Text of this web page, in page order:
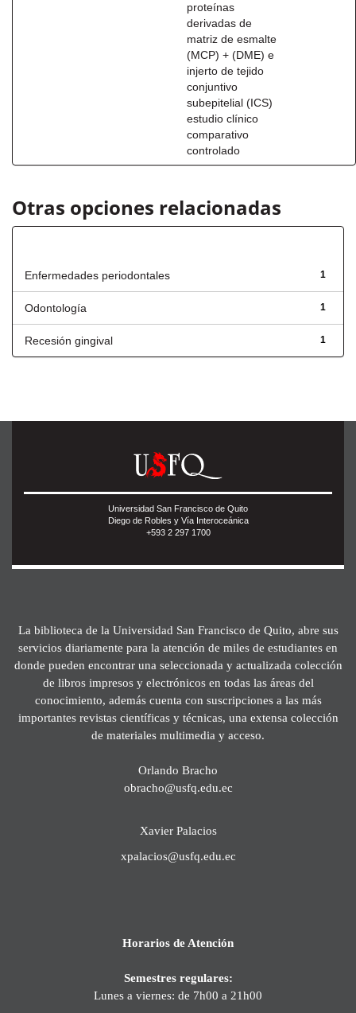
proteínas
derivadas de
matriz de esmalte
(MCP) + (DME) e
injerto de tejido
conjuntivo
subepitelial (ICS)
estudio clínico
comparativo
controlado
Otras opciones relacionadas
1
Enfermedades periodontales
1
Odontología
1
Recesión gingival
Universidad San Francisco de Quito
Diego de Robles y Vía Interoceánica
+593 2 297 1700
La biblioteca de la Universidad San Francisco de Quito, abre sus
servicios diariamente para la atención de miles de estudiantes en
donde pueden encontrar una seleccionada y actualizada colección
de libros impresos y electrónicos en todas las áreas del
conocimiento, además cuenta con suscripciones a las más
importantes revistas científicas y técnicas, una extensa colección
de materiales multimedia y acceso.
Orlando Bracho
obracho@usfq.edu.ec
Xavier Palacios
xpalacios@usfq.edu.ec
Horarios de Atención
Semestres regulares:
Lunes a viernes: de 7h00 a 21h00